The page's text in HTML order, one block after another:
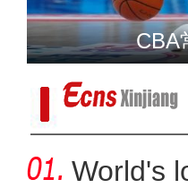
CBA
World's